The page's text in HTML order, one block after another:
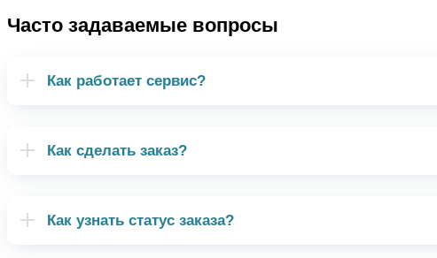
Часто задаваемые вопросы
Как работает сервис?
Как сделать заказ?
Как узнать статус заказа?